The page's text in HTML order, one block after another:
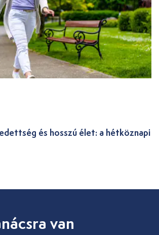
és hosszú élet: a hétköznapi
van